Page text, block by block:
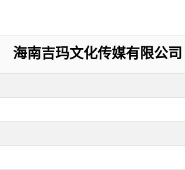
海南吉玛文化传媒有限公司